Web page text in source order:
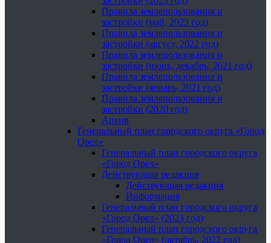
Правила землепользования и
застройки (май, 2023 год)
Правила землепользования и
застройки (август, 2022 год)
Правила землепользования и
застройки (июнь, декабрь, 2021 год)
Правила землепользования и
застройки (январь, 2021 год)
Правила землепользования и
застройки (2020 год)
Архив
Генеральный план городского округа «Город
Орел»
Генеральный план городского округа
«Город Орел»
Действующая редакция
Действующая редакция
Информация
Генеральный план городского округа
«Город Орел» (2023 год)
Генеральный план городского округа
«Город Орел» (октябрь, 2022 год)